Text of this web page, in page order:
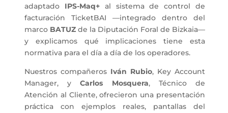
adaptado IPS-Maq+al sistema de control de
facturación TicketBAI —integrado dentro del
marco BATUZde la Diputación Foral de Bizkaia—
y explicamos qué implicaciones tiene esta
normativa para el día a día de los operadores.
Nuestros compañeros Iván Rubio, Key Account
Manager, yCarlos Mosquera, Técnico de
Atención al Cliente, ofrecieron una presentación
práctica con ejemplos reales, pantallas del